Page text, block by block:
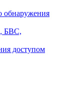
обнаружения
БВС,
доступом